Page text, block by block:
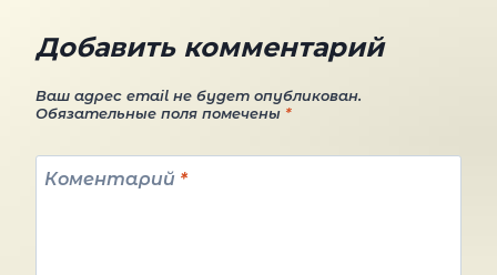
Добавить комментарий
Ваш адрес email не будет опубликован.
Обязательные поля помечены *
Коментарий *